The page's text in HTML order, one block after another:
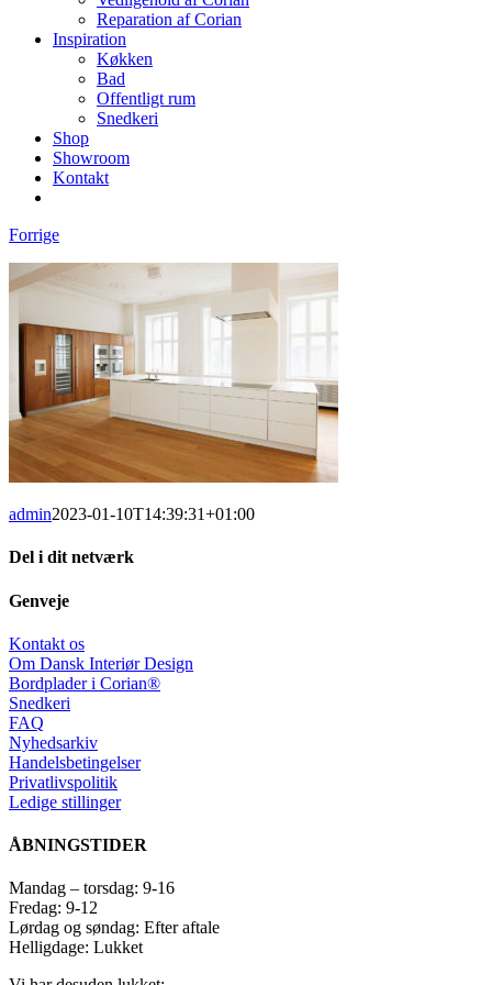
Reparation af Corian
Inspiration
Køkken
Bad
Offentligt rum
Snedkeri
Shop
Showroom
Kontakt
Forrige
admin2023-01-10T14:39:31+01:00
Del i dit netværk
Facebook
X
LinkedIn
Pinterest
E-
Genveje
Kontakt os
Om Dansk Interiør Design
Bordplader i Corian®
Snedkeri
FAQ
Nyhedsarkiv
Handelsbetingelser
Privatlivspolitik
Ledige stillinger
ÅBNINGSTIDER
Mandag – torsdag: 9-16
Fredag: 9-12
Lørdag og søndag: Efter aftale
Helligdage: Lukket